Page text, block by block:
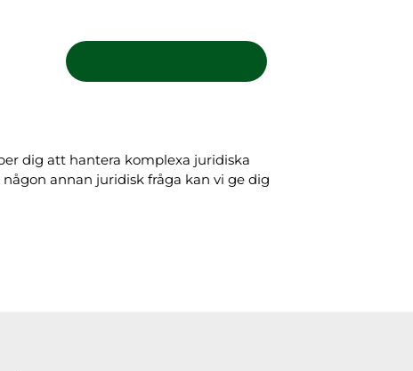
dig att hantera komplexa juridiska
annan juridisk fråga kan vi ge dig